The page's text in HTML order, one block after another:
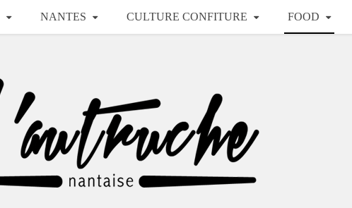
NANTES CULTURE CONFITURE FOOD